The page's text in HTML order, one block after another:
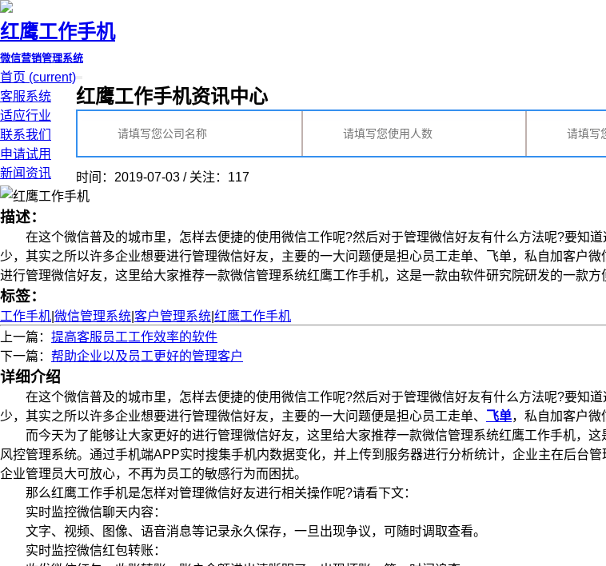
红鹰工作手机
微信营销管理系统
首页 (current)
客服系统
适应行业
联系我们
申请试用
新闻资讯
红鹰工作手机资讯中心
时间：2019-07-03 / 关注：117
描述：
在这个微信普及的城市里，怎样去便捷的使用微信工作呢?然后对于管理微信好友有什么方法呢?要知
少，其实之所以许多企业想要进行管理微信好友，主要的一大问题便是担心员工走单、飞单，私自加客
进行管理微信好友，这里给大家推荐一款微信管理系统红鹰工作手机，这是一款由软件研究院研发的一款方
标签：
工作手机 微信管理系统 客户管理系统 红鹰工作手机
上一篇： 提高客服员工工作效率的软件
下一篇： 帮助企业以及员工更好的管理客户
详细介绍
在这个微信普及的城市里，怎样去便捷的使用微信工作呢?然后对于管理微信好友有什么方法呢?要知
少，其实之所以许多企业想要进行管理微信好友，主要的一大问题便是担心员工走单、 飞单，私自加客户微
而今天为了能够让大家更好的进行管理微信好友，这里给大家推荐一款微信管理系统红鹰工作手机，
风控管理系统。通过手机端APP实时搜集手机内数据变化，并上传到服务器进行分析统计，企业主在后台
企业管理员大可放心，不再为员工的敏感行为而困扰。
那么红鹰工作手机是怎样对管理微信好友进行相关操作呢?请看下文：
实时监控微信聊天内容：
文字、视频、图像、语音消息等记录永久保存，一旦出现争议，可随时调取查看。
实时监控微信红包转账：